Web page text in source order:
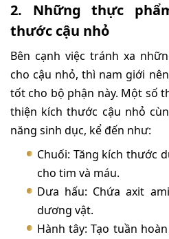
2. Những thực
thước cậu nhỏ
Bên cạnh việc tránh xa
cho cậu nhỏ, thì nam giới
tốt cho bộ phận này. Một số
thiện kích thước cậu nhỏ
năng sinh dục, kể đến như:
Chuối: Tăng kích thước
cho tim và máu.
Dưa hấu: Chứa axit
dương vật.
Hành tây: Tạo tuần